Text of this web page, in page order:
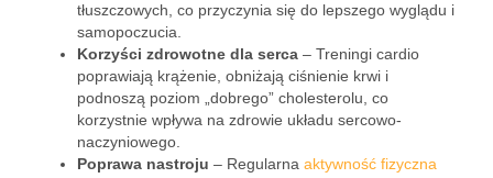
tłuszczowych, co przyczynia się do lepszego wyglądu i
samopoczucia.
Korzyści zdrowotne dla serca – Treningi cardio
poprawiają krążenie, obniżają ciśnienie krwi i
podnoszą poziom „dobrego” cholesterolu, co
korzystnie wpływa na zdrowie układu sercowo-
naczyniowego.
Poprawa nastroju – Regularna aktywność fizyczna